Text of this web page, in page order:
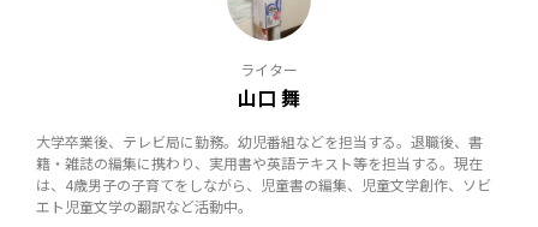
ライター
山口 舞
大学卒業後、テレビ局に勤務。幼児番組などを担当する。退職後、書
籍・雑誌の編集に携わり、実用書や英語テキスト等を担当する。現在
は、4歳男子の子育てをしながら、児童書の編集、児童文学創作、ソビ
エト児童文学の翻訳など活動中。